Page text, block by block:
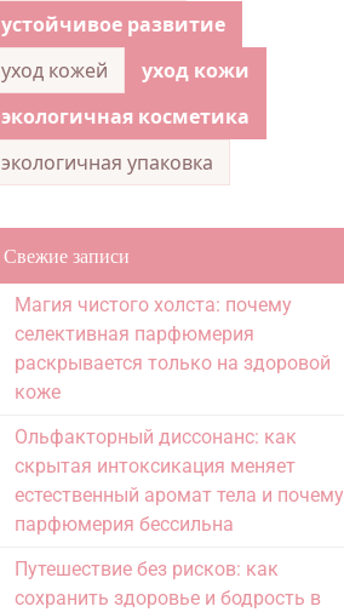
устойчивое развитие
уход кожей
уход кожи
экологичная косметика
экологичная упаковка
Свежие записи
Магия чистого холста: почему
селективная парфюмерия
раскрывается только на здоровой
коже
Ольфакторный диссонанс: как
скрытая интоксикация меняет
естественный аромат тела и почему
парфюмерия бессильна
Путешествие без рисков: как
сохранить здоровье и бодрость в